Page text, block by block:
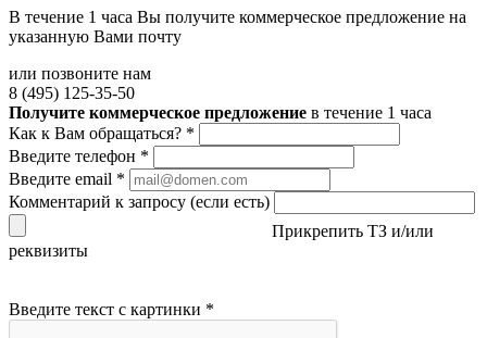
В течение 1 часа Вы получите коммерческое предложение на
указанную Вами почту
или позвоните нам
8 (495) 125-35-50
Получите коммерческое предложение в течение 1 часа
Как к Вам обращаться? *
Введите телефон *
Введите email *
Комментарий к запросу (если есть)
Прикрепить ТЗ и/или
реквизиты
Введите текст с картинки *